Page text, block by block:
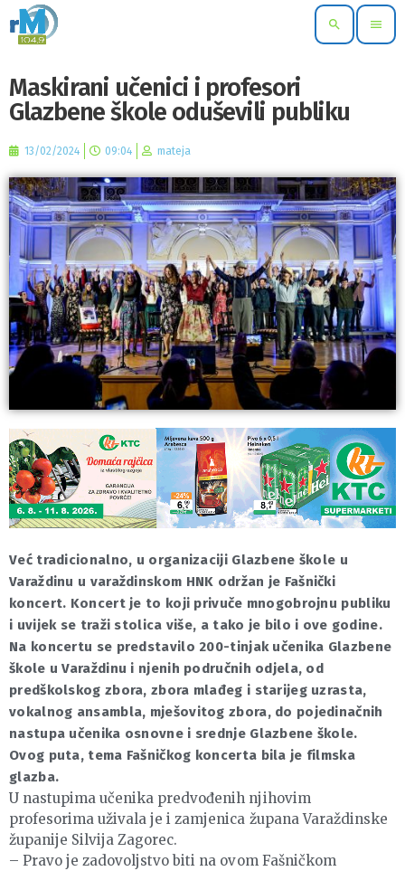
search menu
Maskirani učenici i profesori
Glazbene škole oduševili publiku
13/02/2024 09:04 mateja
Već tradicionalno, u organizaciji Glazbene škole u
Varaždinu u varaždinskom HNK održan je Fašnički
koncert. Koncert je to koji privuče mnogobrojnu publiku
i uvijek se traži stolica više, a tako je bilo i ove godine.
Na koncertu se predstavilo 200-tinjak učenika Glazbene
škole u Varaždinu i njenih područnih odjela, od
predškolskog zbora, zbora mlađeg i starijeg uzrasta,
vokalnog ansambla, mješovitog zbora, do pojedinačnih
nastupa učenika osnovne i srednje Glazbene škole.
Ovog puta, tema Fašničkog koncerta bila je filmska
glazba.
U nastupima učenika predvođenih njihovim
profesorima uživala je i zamjenica župana Varaždinske
županije Silvija Zagorec.
– Pravo je zadovoljstvo biti na ovom Fašničkom